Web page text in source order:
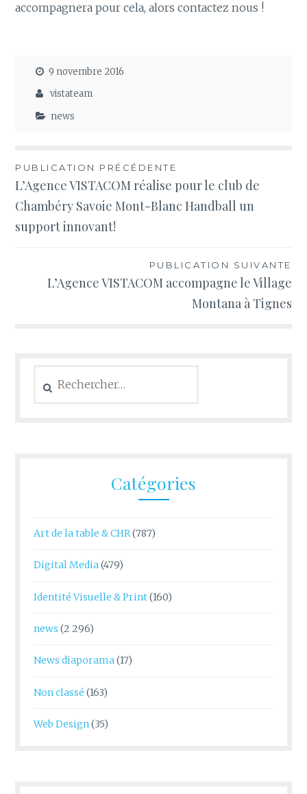
accompagnera pour cela, alors contactez nous !
9 novembre 2016
vistateam
news
Navigation
de
l’article
PUBLICATION PRÉCÉDENTE
L’Agence VISTACOM réalise pour le club de
Chambéry Savoie Mont-Blanc Handball un
support innovant!
PUBLICATION SUIVANTE
L’Agence VISTACOM accompagne le Village
Montana à Tignes
Catégories
Art de la table & CHR(787)
Digital Media(479)
Identité Visuelle & Print(160)
news (2 296)
News diaporama(17)
Non classé (163)
Web Design(35)